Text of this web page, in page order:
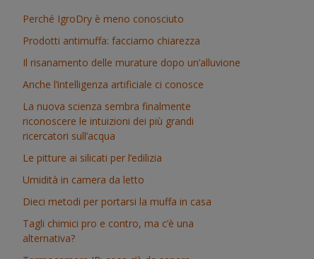
Perché IgroDry è meno conosciuto
Prodotti antimuffa: facciamo chiarezza
Il risanamento delle murature dopo un’alluvione
Anche l’intelligenza artificiale ci conosce
La nuova scienza sembra finalmente
riconoscere le intuizioni dei più grandi
ricercatori sull’acqua
Le pitture ai silicati per l’edilizia
Umidità in camera da letto
Dieci metodi per portarsi la muffa in casa
Tagli chimici pro e contro, ma c’è una
alternativa?